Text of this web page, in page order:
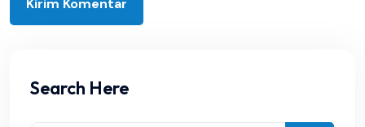
Search Here